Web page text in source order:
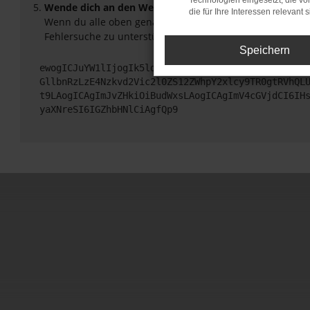
Wende dich an den Webseitenbetreiber.
Wenn du alle oben genannten Schritte versucht hast,
Fehlersuche zu unterstützen:
yaXNreSI6IGZhbHNlCiAgfQp9
die für Ihre Interessen relevant
Speichern